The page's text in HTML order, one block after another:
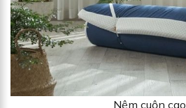
Nệm cuộn